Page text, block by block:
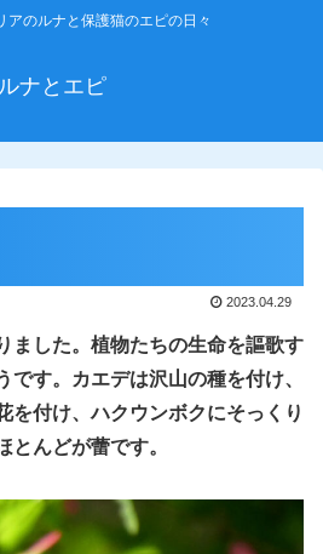
アのルナと保護猫のエピの日々
ルナとエピ
2023.04.29
ました。植物たちの生命を謳歌す
です。
カエデは沢山の種を付け、
を付け、ハクウンボクにそっくり
とんどが蕾です。